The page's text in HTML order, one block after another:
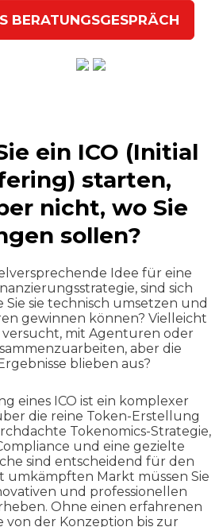
BERATUNGSGESPRÄCH
ein ICO (Initial
starten,
nicht, wo Sie
sollen?
Idee für eine
sind sich
Sie sie technisch umsetzen und
gewinnen können? Vielleicht
versucht, mit Agenturen oder
aber die
blieben aus?
eines ICO ist ein komplexer
die reine Token-Erstellung
Tokenomics-Strategie,
und eine gezielte
sind entscheidend für den
umkämpften Markt müssen Sie
und professionellen
Ohne einen erfahrenen
von der Konzeption bis zur